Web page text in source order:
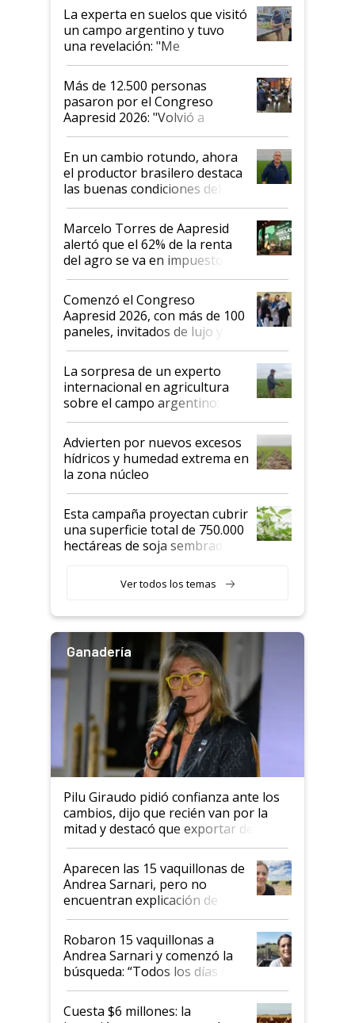
La experta en suelos que visitó
un campo argentino y tuvo
una revelación: "Me
impresionó mucho"
Más de 12.500 personas
pasaron por el Congreso
Aapresid 2026: "Volvió a
demostrar que hablar del
suelo es hablar de todo el
sistema productivo"
En un cambio rotundo, ahora
el productor brasilero destaca
las buenas condiciones del
agro argentino para invertir:
"Los veo más motivados"
Marcelo Torres de Aapresid
alertó que el 62% de la renta
del agro se va en impuestos:
"No es bueno que en
Argentina se sigan discutiendo
las mismas cosas de hace 50
años"
Comenzó el Congreso
Aapresid 2026, con más de 100
paneles, invitados de lujo y
todas las tendencias
La sorpresa de un experto
internacional en agricultura
sobre el campo argentino:
"Estoy muy impresionado"
Advierten por nuevos excesos
hídricos y humedad extrema en
la zona núcleo
Esta campaña proyectan cubrir
una superficie total de 750.000
hectáreas de soja sembradas
variedades que marcan un
salto tecnológico en genética y
Ver todos los temas
Ganadería
Pilu Giraudo pidió confianza ante los
cambios, dijo que recién van por la
mitad y destacó que exportar dejó de
ser "para unos pocos": "Tenemos un
mandato muy claro del gobierno
nacional"
Aparecen las 15 vaquillonas de
Andrea Sarnari, pero no
encuentran explicación de
cómo llegaron allí
Robaron 15 vaquillonas a
Andrea Sarnari y comenzó la
búsqueda: “Todos los días le
toca a algún productor”
Cuesta $6 millones: la